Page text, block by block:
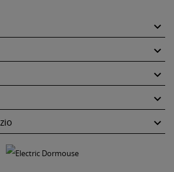




